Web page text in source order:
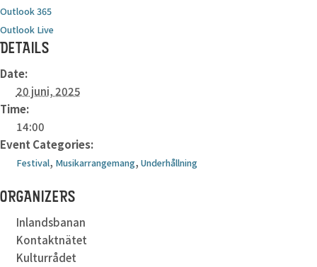
Outlook 365
Outlook Live
DETAILS
Date:
20 juni, 2025
Time:
14:00
Event Categories:
Festival, Musikarrangemang, Underhållning
ORGANIZERS
Inlandsbanan
Kontaktnätet
Kulturrådet